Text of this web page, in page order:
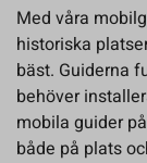
Med våra
historiska
bäst. Guiderna
behöver
mobila guider
både på plats